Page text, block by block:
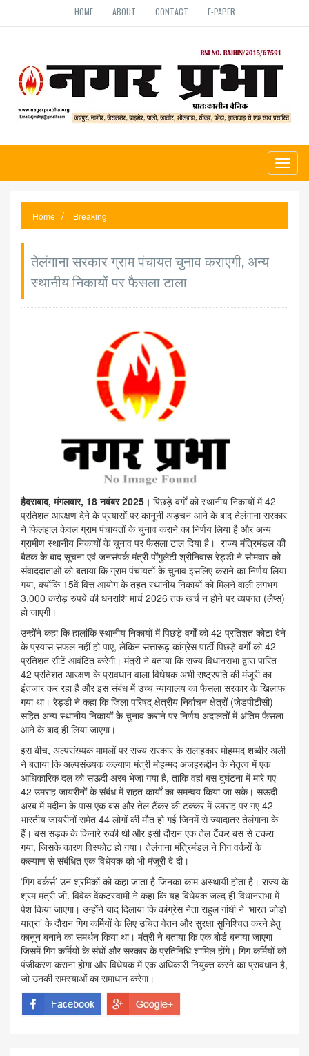
HOME ABOUT CONTACT E-PAPER
Home Breaking
तेलंगाना सरकार ग्राम पंचायत चुनाव कराएगी, अन्य
स्थानीय निकायों पर फैसला टाला
हैदराबाद, मंगलवार, 18 नवंबर 2025। पिछड़े वर्गों को स्थानीय निकायों में 42
प्रतिशत आरक्षण देने के प्रयासों पर कानूनी अड़चन आने के बाद तेलंगाना सरकार
ने फिलहाल केवल ग्राम पंचायतों के चुनाव कराने का निर्णय लिया है और अन्य
ग्रामीण स्थानीय निकायों के चुनाव पर फैसला टाल दिया है। राज्य मंत्रिमंडल की
बैठक के बाद सूचना एवं जनसंपर्क मंत्री पोंगुलेटी श्रीनिवास रेड्डी ने सोमवार को
संवाददाताओं को बताया कि ग्राम पंचायतों के चुनाव इसलिए कराने का निर्णय लिया
गया, क्योंकि 15वें वित्त आयोग के तहत स्थानीय निकायों को मिलने वाली लगभग
3,000 करोड़ रुपये की धनराशि मार्च 2026 तक खर्च न होने पर व्यपगत (लैप्स)
हो जाएगी।
उन्होंने कहा कि हालांकि स्थानीय निकायों में पिछड़े वर्गों को 42 प्रतिशत कोटा देने
के प्रयास सफल नहीं हो पाए, लेकिन सत्तारूढ़ कांग्रेस पार्टी पिछड़े वर्गों को 42
प्रतिशत सीटें आवंटित करेगी। मंत्री ने बताया कि राज्य विधानसभा द्वारा पारित
42 प्रतिशत आरक्षण के प्रावधान वाला विधेयक अभी राष्ट्रपति की मंजूरी का
इंतजार कर रहा है और इस संबंध में उच्च न्यायालय का फैसला सरकार के खिलाफ
गया था। रेड्डी ने कहा कि जिला परिषद् क्षेत्रीय निर्वाचन क्षेत्रों (जेडपीटीसी)
सहित अन्य स्थानीय निकायों के चुनाव कराने पर निर्णय अदालतों में अंतिम फैसला
आने के बाद ही लिया जाएगा।
इस बीच, अल्पसंख्यक मामलों पर राज्य सरकार के सलाहकार मोहम्मद शब्बीर अली
ने बताया कि अल्पसंख्यक कल्याण मंत्री मोहम्मद अजहरूद्दीन के नेतृत्व में एक
आधिकारिक दल को सऊदी अरब भेजा गया है, ताकि वहां बस दुर्घटना में मारे गए
42 उमराह जायरीनों के संबंध में राहत कार्यों का समन्वय किया जा सके। सऊदी
अरब में मदीना के पास एक बस और तेल टैंकर की टक्कर में उमराह पर गए 42
भारतीय जायरीनों समेत 44 लोगों की मौत हो गई जिनमें से ज्यादातर तेलंगाना के
हैं। बस सड़क के किनारे रुकी थी और इसी दौरान एक तेल टैंकर बस से टकरा
गया, जिसके कारण विस्फोट हो गया। तेलंगाना मंत्रिमंडल ने गिग वर्करों के
कल्याण से संबंधित एक विधेयक को भी मंजूरी दे दी।
‘गिग वर्कर्स’ उन श्रमिकों को कहा जाता है जिनका काम अस्‍थायी होता है। राज्य के
श्रम मंत्री जी. विवेक वेंकटस्वामी ने कहा कि यह विधेयक जल्द ही विधानसभा में
पेश किया जाएगा। उन्होंने याद दिलाया कि कांग्रेस नेता राहुल गांधी ने ‘भारत जोड़ो
यात्रा’ के दौरान गिग कर्मियों के लिए उचित वेतन और सुरक्षा सुनिश्चित करने हेतु
कानून बनाने का समर्थन किया था। मंत्री ने बताया कि एक बोर्ड बनाया जाएगा
जिसमें गिग कर्मियों के संघों और सरकार के प्रतिनिधि शामिल होंगे। गिग कर्मियों को
पंजीकरण कराना होगा और विधेयक में एक अधिकारी नियुक्त करने का प्रावधान है,
जो उनकी समस्याओं का समाधान करेगा।